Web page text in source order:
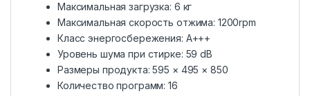
Максимальная загрузка: 6 кг
Максимальная скорость отжима: 1200rpm
Класс энергосбережения: A+++
Уровень шума при стирке: 59 dB
Размеры продукта: 595 × 495 × 850
Количество программ: 16